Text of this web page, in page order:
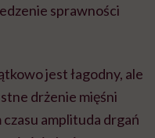
sprawności
jest łagodny, ale
drżenie mięśni
amplituda drgań